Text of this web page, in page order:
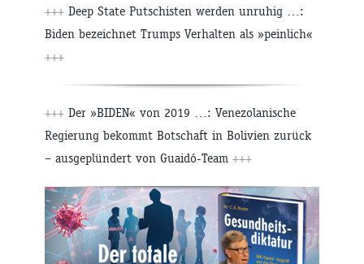
+++ Deep State Putschisten werden unruhig …:
Biden bezeichnet Trumps Verhalten als »peinlich«
+++
+++ Der »BIDEN« von 2019 …: Venezolanische
Regierung bekommt Botschaft in Bolivien zurück
– ausgeplündert von Guaidó-Team +++